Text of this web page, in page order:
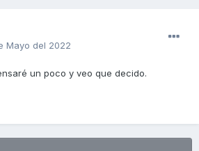
Mayo del 2022
un poco y veo que decido.